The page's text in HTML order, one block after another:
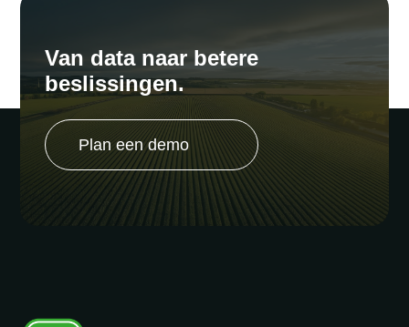
Van data naar betere
beslissingen.
Plan een demo